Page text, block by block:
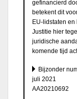
gefinancierd
betekent dit
EU-lidstaten
Justitie hier
juridische
komende tijd
Bijzonder
juli 2021
AA20210692